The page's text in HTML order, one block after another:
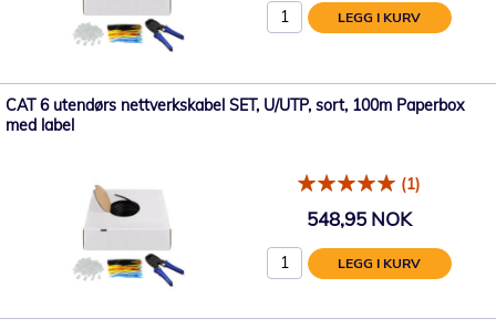
LEGG I KURV
CAT 6 utendørs nettverkskabel SET, U/UTP, sort, 100m Paperbox
med label
(1)
548,95 NOK
LEGG I KURV